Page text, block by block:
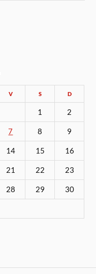
V S D
1 2
7 8 9
14 15 16
21 22 23
28 29 30